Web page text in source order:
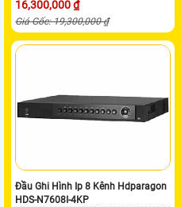
16,300,000 ₫
Giá Gốc: 19,300,000 ₫
Đầu Ghi Hình Ip 8 Kênh Hdparagon
HDS-N7608I-4KP